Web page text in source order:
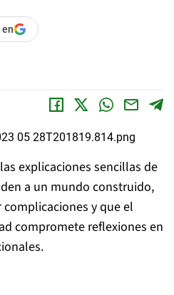
explicaciones sencillas de
a un mundo construido,
y que el
compromete reflexiones en